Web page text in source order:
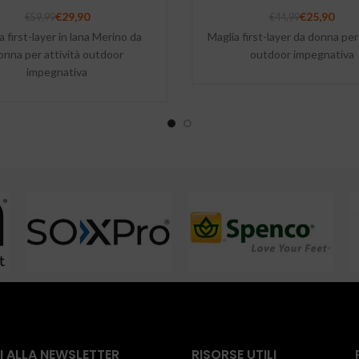
€29,90
first-layer in lana Merino da
per attività outdoor
impegnativa
44,99€25,90
Maglia first-layer da donna
outdoor impegnativa
ALLA NEWSLETTER RISORSE UTILI